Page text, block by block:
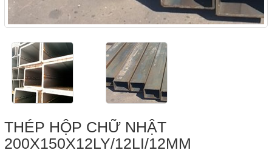
THÉP HỘP CHỮ NHẬT
200X150X12LY/12LI/12MM